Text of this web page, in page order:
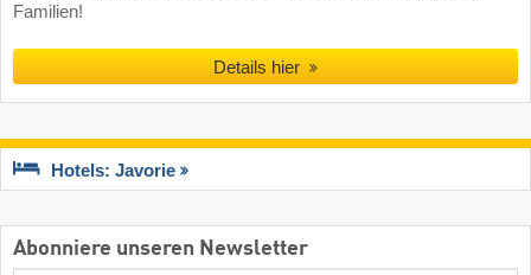
Familien!
Details hier
Hotels: Javorie
Abonniere unseren Newsletter